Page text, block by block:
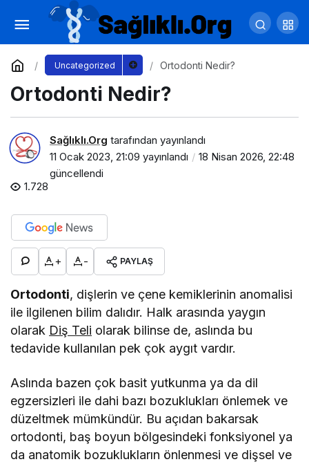
Uncategorized Ortodonti Nedir?
Ortodonti Nedir?
Sağlıklı.Org tarafından yayınlandı
11 Ocak 2023, 21:09 yayınlandı
18 Nisan 2026, 22:48
güncellendi
1.728
+ - PAYLAŞ
Ortodonti, dişlerin ve çene kemiklerinin anomalisi
ile ilgilenen bilim dalıdır. Halk arasında yaygın
olarak Diş Teli olarak bilinse de, aslında bu
tedavide kullanılan pek çok aygıt vardır.
Aslında bazen çok basit yutkunma ya da dil
egzersizleri ile dahi bazı bozuklukları önlemek ve
düzeltmek mümkündür. Bu açıdan bakarsak
ortodonti, baş boyun bölgesindeki fonksiyonel ya
da anatomik bozuklukların önlenmesi ve dişsel ve
Bebeklerde idrar yolu enfeksiyonu hayati
risk doğurabilir
Yorum Yap Paylaş